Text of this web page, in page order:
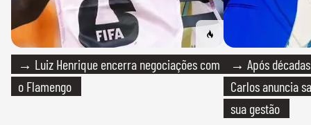
→ Luiz Henrique encerra negociações com
o Flamengo
→ Após
Carlos anuncia
sua gestão